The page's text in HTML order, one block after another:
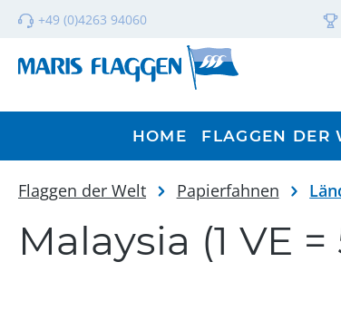
Hauptinhalt springen
Zur Suche springen
Zur Hauptnavigation springen
+49 (0)4263 94060
HOME FLAGGEN DER
Flaggen der Welt Papierfahnen
Malaysia (1 VE